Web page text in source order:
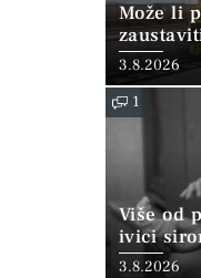
Može li
3.8.2026
1
Više od
ivici
3.8.2026